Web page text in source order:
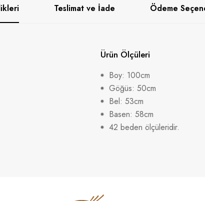
Teslimat ve İade Ödeme
Ürün Ölçüleri
Boy: 100cm
Göğüs: 50cm
Bel: 53cm
Basen: 58cm
42 beden ölçüleridir.